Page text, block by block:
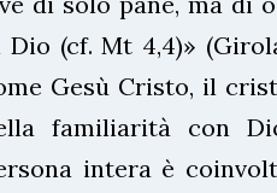
Dio (cf. Mt 4,4)»
Gesù Cristo, il
familiarità con
intera è